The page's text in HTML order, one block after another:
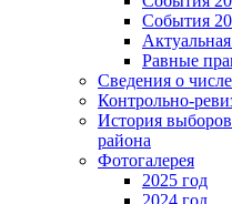
События
Равные
Сведения о
Контрольно-
История
района
Фотогалерея
2025 год
2024 год